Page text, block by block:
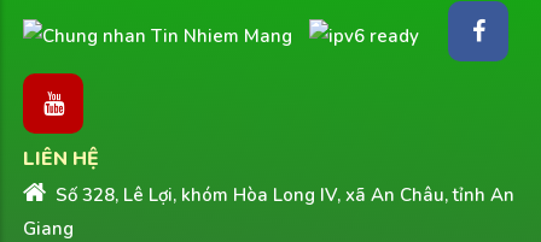
LIÊN HỆ
Số 328, Lê Lợi, khóm Hòa Long IV, xã An Châu, tỉnh An
Giang